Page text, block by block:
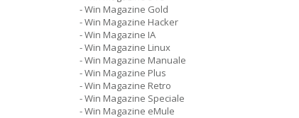
- Win Magazine Gold
- Win Magazine Hacker
- Win Magazine IA
- Win Magazine Linux
- Win Magazine Manuale
- Win Magazine Plus
- Win Magazine Retro
- Win Magazine Speciale
- Win Magazine eMule